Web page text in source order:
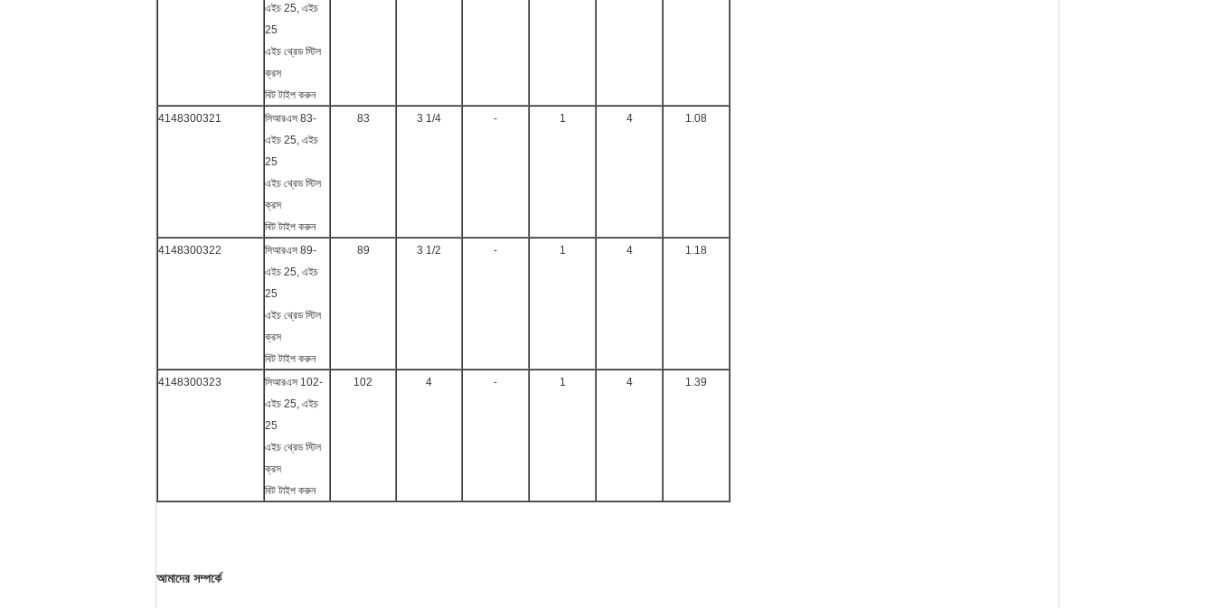
এইচ 25, এইচ
25
এইচ থ্রেড স্টিল
ক্রস
বিট টাইপ করুন
4148300321
সিআরএস 83-
এইচ 25, এইচ
25
এইচ থ্রেড স্টিল
ক্রস
বিট টাইপ করুন
83 3 1/4 - 1 4 1.08
4148300322
সিআরএস 89-
এইচ 25, এইচ
25
এইচ থ্রেড স্টিল
ক্রস
বিট টাইপ করুন
89 3 1/2 - 1 4 1.18
4148300323
সিআরএস 102-
এইচ 25, এইচ
25
এইচ থ্রেড স্টিল
ক্রস
বিট টাইপ করুন
102 4 - 1 4 1.39
আমাদের সম্পর্কে